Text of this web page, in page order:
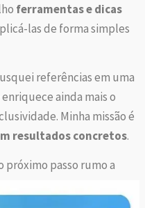
ferramentas e dicas
las de forma simples
referências em uma
ainda mais o
Minha missão é
resultados concretos.
próximo passo rumo a